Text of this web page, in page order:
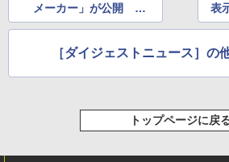
メーカー」が公開 ほ
か
表
［ダイジェストニュース］の
トップページに戻